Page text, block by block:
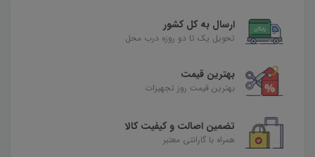
ارسال به کل کشور
تحویل یک تا دو روزه درب محل
بهترین قیمت
بهترین قیمت روز تجهیزات
تضمین اصالت و کیفیت کالا
همراه با گارانتی معتبر